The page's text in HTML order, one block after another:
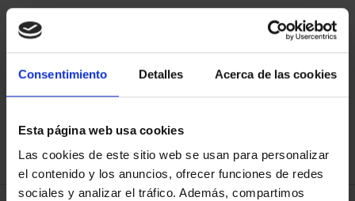
Consentimiento Detalles Acerca de las cookies
Esta página web usa cookies
Las cookies de este sitio web se usan para personalizar
el contenido y los anuncios, ofrecer funciones de redes
sociales y analizar el tráfico. Además, compartimos
ORDENAR POR: